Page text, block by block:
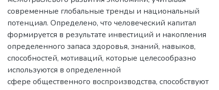
современные глобальные тренды и национальный
потенциал. Определено, что человеческий капитал
формируется в результате инвестиций и накопления
определенного запаса здоровья, знаний, навыков,
способностей, мотиваций, которые целесообразно
используются в определенной
сфере общественного воспроизводства, способствуют